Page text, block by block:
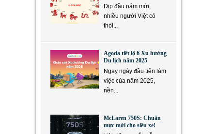
Dịp đầu năm mới,
nhiều người Việt có
thói...
Agoda tiết lộ 6 Xu hướng
Du lịch năm 2025
Ngay ngày đầu tiên làm
việc của năm 2025,
nền...
McLaren 750S: Chuẩn
mực mới cho siêu xe!